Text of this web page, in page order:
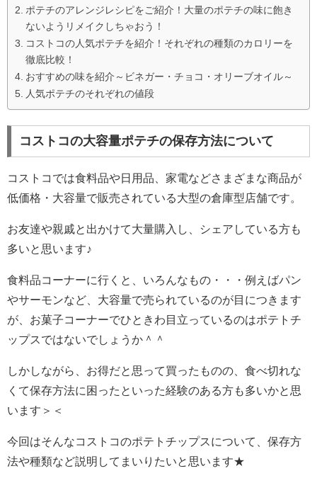
ポテチのアレンジレシピをご紹介！大量のポテチの味に飽き
ないようリメイクしちゃおう！
コストコの人気ポテチを紹介！それぞれの種類のカロリーを
徹底比較！
おすすめの味を紹介～ビネガー・チョコ・オリーブオイル～
人気ポテチのそれぞれの値段
コストコの大容量ポテチの保存方法について
コストコでは食料品や日用品、家電などさまざまな商品が
低価格・大容量で販売されている大型の倉庫型店舗です。
お友達や親戚と出かけて大量購入し、シェアしている方も
多いと思います♪
食料品コーナーに行くと、いろんなもの・・・例えばパン
やサーモンなど、大容量で売られているのが目につきます
が、お菓子コーナーでひときわ目立っているのはポテトチ
ップスではないでしょうか＾＾
しかしながら、お得だと思って買ったものの、食べ切れな
くて保存方法に困ったといった経験のある方も多いかと思
います＞＜
今回はそんなコストコのポテトチップスについて、保存方
法や種類など説明してまいりたいと思います★